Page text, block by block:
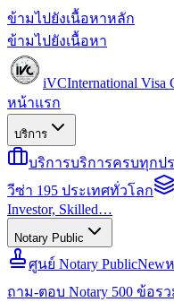
ข้ามไปยังเนื้อหาหลัก
ข้ามไปยังเนื้อหา
iVCInternational Visa
หน้าแรก
บริการ
บริการบริการครบทุกป
วีซ่า 195 ประเทศทั่วโลก
Investor, Skilled…
Notary Public
ศูนย์ Notary PublicNew
ถาม-ตอบ Notary 500 ข้อร